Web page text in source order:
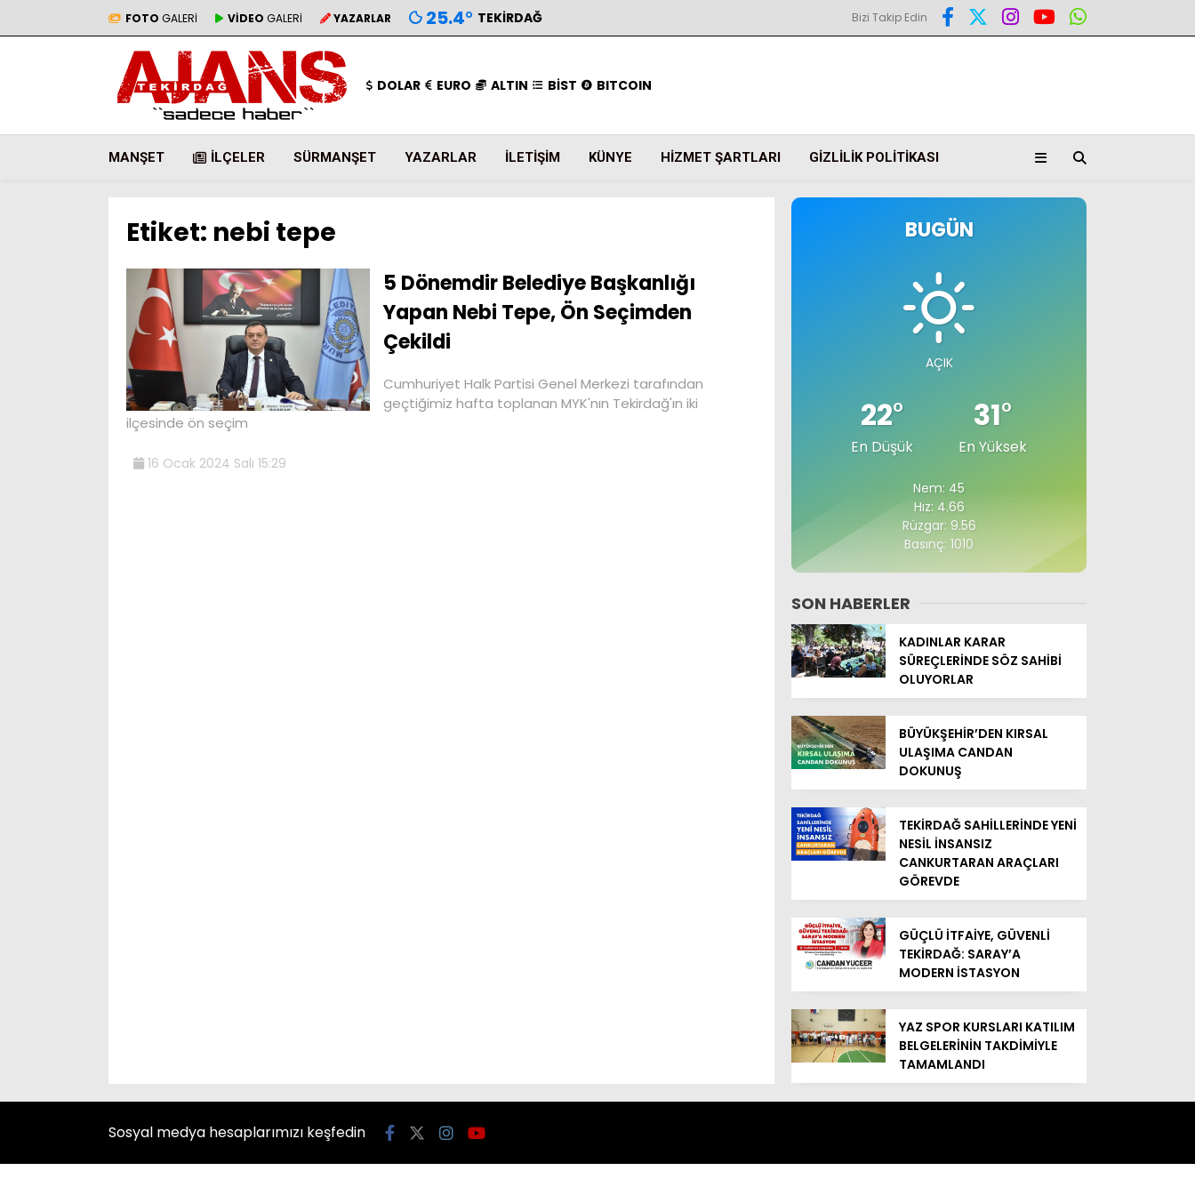
FOTO GALERİ VİDEO GALERİ YAZARLAR 25.4° TEKIRDAĞ Bizi Takip Edin
DOLAR EURO ALTIN BİST BITCOIN
MANŞET İLÇELER SÜRMANŞET YAZARLAR İLETIŞIM KÜNYE HIZMET ŞARTLARI GIZLILIK POLITIKASI
Etiket: nebi tepe
5 Dönemdir Belediye Başkanlığı
Yapan Nebi Tepe, Ön Seçimden
Çekildi
Cumhuriyet Halk Partisi Genel Merkezi tarafından
geçtiğimiz hafta toplanan MYK'nın Tekirdağ'ın iki
ilçesinde ön seçim
16 Ocak 2024 Salı 15:29
BUGÜN
AÇIK
22°
En Düşük
31°
En Yüksek
Nem: 45
Hız: 4.66
Rüzgar: 9.56
Basınç: 1010
SON HABERLER
KADINLAR KARAR
SÜREÇLERİNDE SÖZ SAHİBİ
OLUYORLAR
BÜYÜKŞEHİR’DEN KIRSAL
ULAŞIMA CANDAN
DOKUNUŞ
TEKİRDAĞ SAHİLLERİNDE YENİ
NESİL İNSANSIZ
CANKURTARAN ARAÇLARI
GÖREVDE
GÜÇLÜ İTFAİYE, GÜVENLİ
TEKİRDAĞ: SARAY’A
MODERN İSTASYON
YAZ SPOR KURSLARI KATILIM
BELGELERİNİN TAKDİMİYLE
TAMAMLANDI
Sosyal medya hesaplarımızı keşfedin